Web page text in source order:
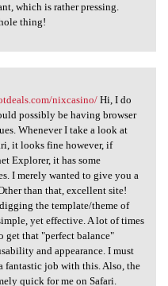
which is rather pressing.
thing!
nixcasino/Hi, I do
possibly be having browser
Whenever I take a look at
it looks fine however, if
Explorer, it has some
I merely wanted to give you a
than that, excellent site!
the template/theme of
yet effective. A lot of times
get that "perfect balance"
and appearance. I must
fantastic job with this. Also, the
quick for me on Safari.